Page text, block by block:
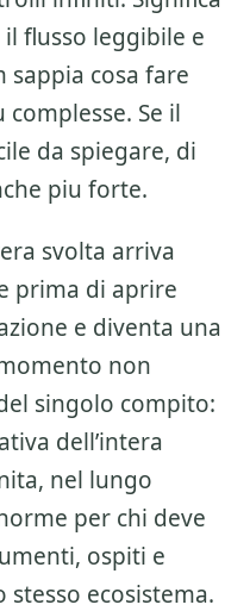
flusso leggibile e
cosa fare
Se il
da spiegare, di
piu forte.
svolta arriva
prima di aprire
e diventa una
non
singolo compito:
dell’intera
nel lungo
per chi deve
ospiti e
ecosistema.